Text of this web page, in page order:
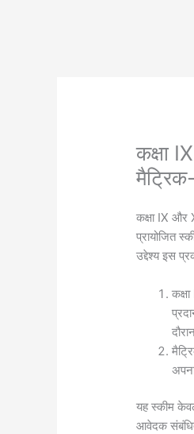
कक्षा
मैट्रिक-
कक्षा IX और
प्रायोजित
उद्देश्‍य इस
यह स्‍कीम
आवेदक संबंधित